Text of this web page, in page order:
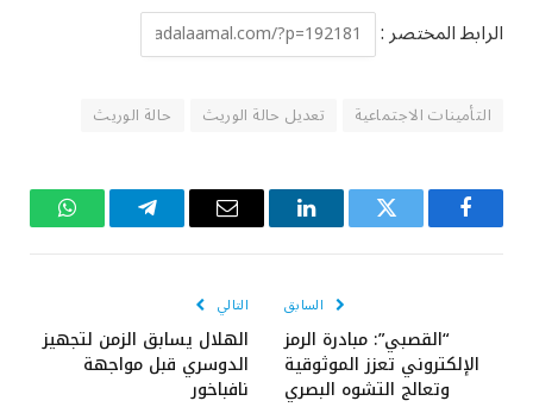
الرابط المختصر :
التأمينات الاجتماعية تعديل حالة الوريث حالة الوريث
فيسبوك تويتر لينكدإن
البريد
تيلقرام واتساب
السابق
“القصبي”: مبادرة الرمز
الإلكتروني تعزز الموثوقية
وتعالج التشوه البصري
التالي
الهلال يسابق الزمن لتجهيز
الدوسري قبل مواجهة
نافباخور